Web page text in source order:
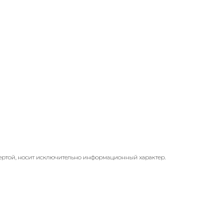
носит исключительно информационный характер.